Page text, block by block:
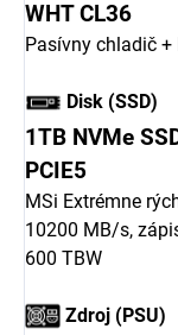
WHT CL36
Pasívny chladič +
Disk (SSD)
1TB NVMe
PCIE5
MSi Extrémne
10200 MB/s,
600 TBW
Zdroj (PSU)